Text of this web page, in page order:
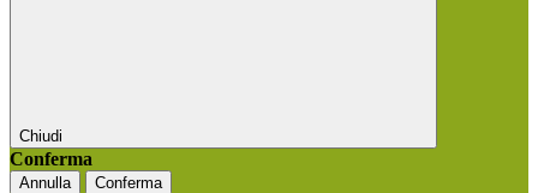
Chiudi
Conferma
Annulla Conferma